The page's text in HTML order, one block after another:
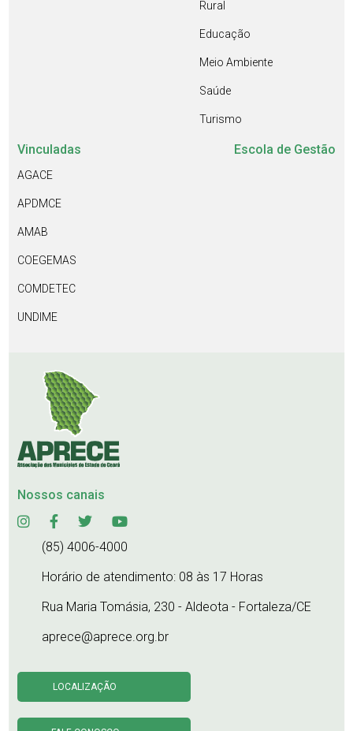
Rural
Educação
Meio Ambiente
Saúde
Turismo
Vinculadas
AGACE
APDMCE
AMAB
COEGEMAS
COMDETEC
UNDIME
Escola de Gestão
Nossos canais
(85) 4006-4000
Horário de atendimento: 08 às 17 Horas
Rua Maria Tomásia, 230 - Aldeota - Fortaleza/CE
aprece@aprece.org.br
LOCALIZAÇÃO